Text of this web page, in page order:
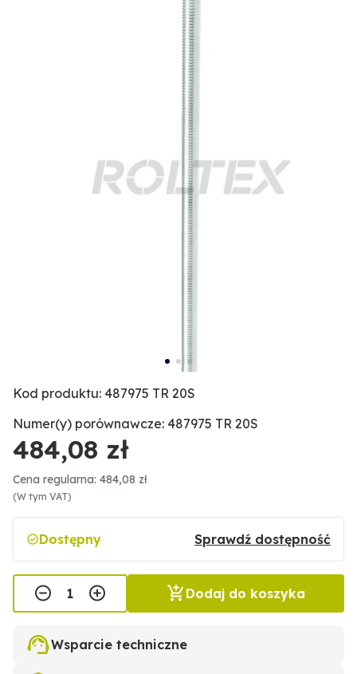
Kod produktu: 487975 TR 20S
Numer(y) porównawcze: 487975 TR 20S
484,08 zł
Cena regularna: 484,08 zł
(W tym VAT)
Dostępny Sprawdź dostępność
Dodaj do koszyka
Wsparcie techniczne